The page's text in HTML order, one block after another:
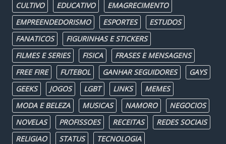
CULTIVO
EDUCATIVO
EMAGRECIMENTO
EMPREENDEDORISMO
ESPORTES
ESTUDOS
FANATICOS
FIGURINHAS E STICKERS
FILMES E SERIES
FISICA
FRASES E MENSAGENS
FREE FIRE
FUTEBOL GANHAR SEGUIDORES
GAYS
GEEKS
JOGOS LGBT LINKS
MEMES
MODA E BELEZA
MUSICAS NAMORO
NEGOCIOS
NOVELAS
PROFISSOES RECEITAS
REDES SOCIAIS
RELIGIAO
STATUS
TECNOLOGIA